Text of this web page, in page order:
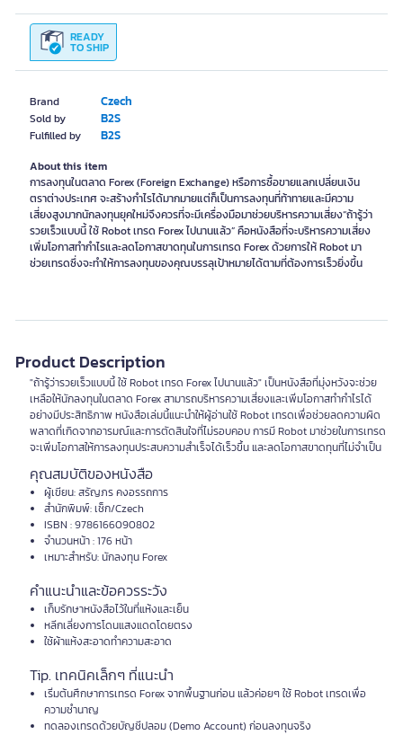
Brand Czech
Sold by B2S
Fulfilled by B2S
READY
TO SHIP
About this item
การลงทุนในตลาด Forex (Foreign Exchange) หรือการซื้อขายแลกเปลี่ยนเงิน
ตราต่างประเทศ จะสร้างกำไรได้มากมายแต่ก็เป็นการลงทุนที่ท้าทายและมีความ
เสี่ยงสูงมากนักลงทุนยุคใหม่จึงควรที่จะมีเครื่องมือมาช่วยบริหารความเสี่ยง“ถ้ารู้ว่า
รวยเร็วแบบนี้ ใช้ Robot เทรด Forex ไปนานแล้ว” คือหนังสือที่จะบริหารความเสี่ยง
เพิ่มโอกาสทำกำไรและลดโอกาสขาดทุนในการเทรด Forex ด้วยการให้ Robot มา
ช่วยเทรดซึ่งจะทำให้การลงทุนของคุณบรรลุเป้าหมายได้ตามที่ต้องการเร็วยิ่งขึ้น
Product Description
"ถ้ารู้ว่ารวยเร็วแบบนี้ ใช้ Robot เทรด Forex ไปนานแล้ว" เป็นหนังสือที่มุ่งหวังจะช่วย
เหลือให้นักลงทุนในตลาด Forex สามารถบริหารความเสี่ยงและเพิ่มโอกาสทำกำไรได้
อย่างมีประสิทธิภาพ หนังสือเล่มนี้แนะนำให้ผู้อ่านใช้ Robot เทรดเพื่อช่วยลดความผิด
พลาดที่เกิดจากอารมณ์และการตัดสินใจที่ไม่รอบคอบ การมี Robot มาช่วยในการเทรด
จะเพิ่มโอกาสให้การลงทุนประสบความสำเร็จได้เร็วขึ้น และลดโอกาสขาดทุนที่ไม่จำเป็น
คุณสมบัติของหนังสือ
ผู้เขียน: สรัญภร คงอรรถการ
สำนักพิมพ์: เช็ก/Czech
ISBN : 9786166090802
จำนวนหน้า : 176 หน้า
เหมาะสำหรับ: นักลงทุน Forex
คำแนะนำและข้อควรระวัง
เก็บรักษาหนังสือไว้ในที่แห้งและเย็น
หลีกเลี่ยงการโดนแสงแดดโดยตรง
ใช้ผ้าแห้งสะอาดทำความสะอาด
Tip. เทคนิคเล็กๆ ที่แนะนำ
เริ่มต้นศึกษาการเทรด Forex จากพื้นฐานก่อน แล้วค่อยๆ ใช้ Robot เทรดเพื่อ
ความชำนาญ
ทดลองเทรดด้วยบัญชีปลอม (Demo Account) ก่อนลงทุนจริง